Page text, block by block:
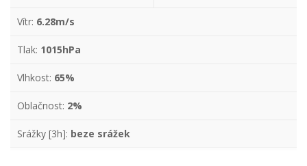
Vítr: 6.28m/s
Tlak: 1015hPa
Vlhkost: 65%
Oblačnost: 2%
Srážky [3h]: beze srážek